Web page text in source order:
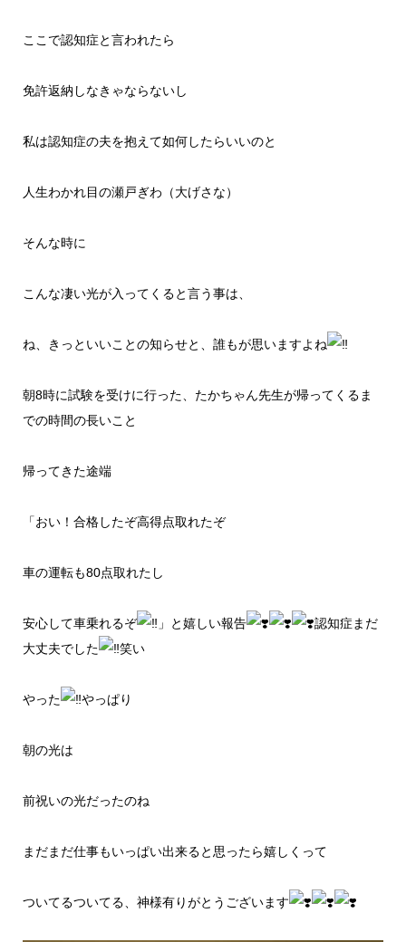
ここで認知症と言われたら
免許返納しなきゃならないし
私は認知症の夫を抱えて如何したらいいのと
人生わかれ目の瀬戸ぎわ（大げさな）
そんな時に
こんな凄い光が入ってくると言う事は、
ね、きっといいことの知らせと、誰もが思いますよね
朝8時に試験を受けに行った、たかちゃん先生が帰ってくるま
での時間の長いこと
帰ってきた途端
「おい！合格したぞ高得点取れたぞ
車の運転も80点取れたし
安心して車乗れるぞ 」と嬉しい報告
認知症まだ
大丈夫でした
笑い
やった やっぱり
朝の光は
前祝いの光だったのね
まだまだ仕事もいっぱい出来ると思ったら嬉しくって
ついてるついてる、神様有りがとうございます